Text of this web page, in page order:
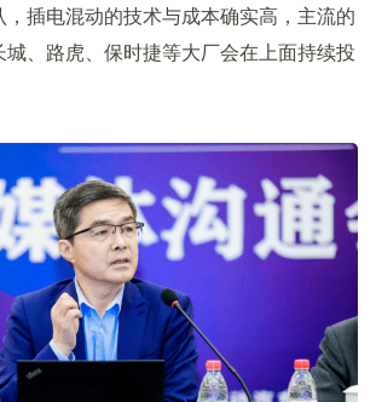
插电混动的技术与成本确实高，主流的
、路虎、保时捷等大厂会在上面持续投